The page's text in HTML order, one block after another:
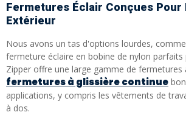
Fermetures Éclair Conçues Pour
Extérieur
Nous avons un tas d'options lourdes,
fermeture éclaire en bobine de nylon parfaits
Zipper offre une large gamme de fermetures
fermetures à glissière continue
applications, y compris les vêtements de
à dos.